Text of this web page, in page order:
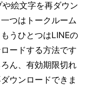
絵文字を再ダウン
つはトークルーム
うひとつはLINEの
ードする方法です
ん、有効期限切れ
ウンロードできま